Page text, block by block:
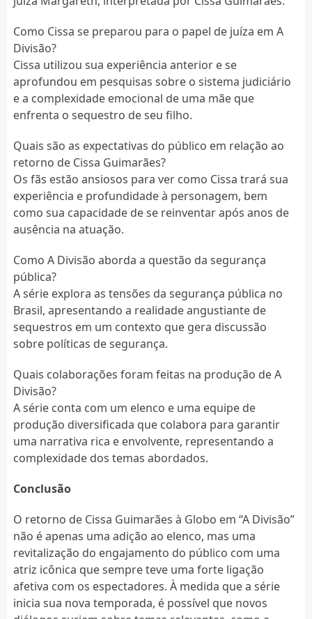
Como Cissa se preparou para o papel de juíza em A
Divisão?
Cissa utilizou sua experiência anterior e se
aprofundou em pesquisas sobre o sistema judiciário
e a complexidade emocional de uma mãe que
enfrenta o sequestro de seu filho.
Quais são as expectativas do público em relação ao
retorno de Cissa Guimarães?
Os fãs estão ansiosos para ver como Cissa trará sua
experiência e profundidade à personagem, bem
como sua capacidade de se reinventar após anos de
ausência na atuação.
Como A Divisão aborda a questão da segurança
pública?
A série explora as tensões da segurança pública no
Brasil, apresentando a realidade angustiante de
sequestros em um contexto que gera discussão
sobre políticas de segurança.
Quais colaborações foram feitas na produção de A
Divisão?
A série conta com um elenco e uma equipe de
produção diversificada que colabora para garantir
uma narrativa rica e envolvente, representando a
complexidade dos temas abordados.
Conclusão
O retorno de Cissa Guimarães à Globo em “A Divisão”
não é apenas uma adição ao elenco, mas uma
revitalização do engajamento do público com uma
atriz icônica que sempre teve uma forte ligação
afetiva com os espectadores. À medida que a série
inicia sua nova temporada, é possível que novos